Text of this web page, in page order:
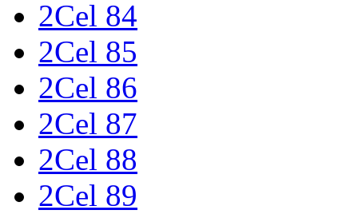
2Cel 84
2Cel 85
2Cel 86
2Cel 87
2Cel 88
2Cel 89